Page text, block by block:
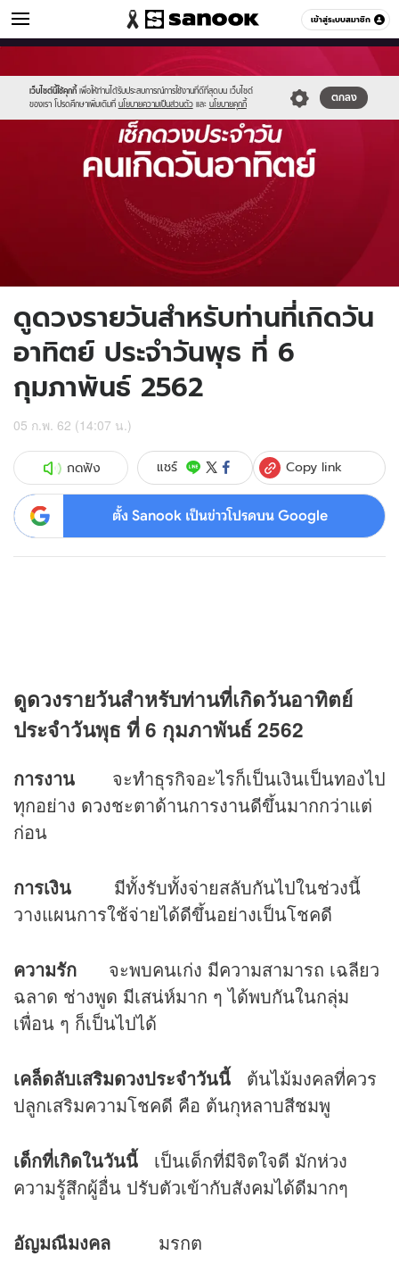
เข้าสู่ระบบสมาชิก
ดูดวง หมวดอื่นๆ
เว็บไซต์นี้ใช้คุกกี้ เพื่อให้ท่านได้รับประสบการณ์การใช้งานที่ดีที่สุดบน เว็บไซต์
ของเรา โปรดศึกษาเพิ่มเติมที่ นโยบายความเป็นส่วนตัว และ นโยบายคุกกี้
ตกลง
//s.isanook.com/sr/0/images/logo-
new-
sanook.png
//s.isanook.com/ho/0/ud/fxd/day/sunday.jpg
ดูดวงรายวันสำหรับท่านที่เกิดวัน
อาทิตย์ ประจำวันพุธ ที่ 6
กุมภาพันธ์ 2562
05 ก.พ. 62 (14:07 น.)
กดฟัง แชร์ Copy link
ตั้ง Sanook เป็นข่าวโปรดบน Google
ดูดวงรายวันสำหรับท่านที่เกิดวันอาทิตย์
ประจำวันพุธ ที่ 6 กุมภาพันธ์ 2562
การงาน จะทำธุรกิจอะไรก็เป็นเงินเป็นทองไป
ทุกอย่าง ดวงชะตาด้านการงานดีขึ้นมากกว่าแต่
ก่อน
การเงิน มีทั้งรับทั้งจ่ายสลับกันไปในช่วงนี้
วางแผนการใช้จ่ายได้ดีขึ้นอย่างเป็นโชคดี
ความรัก จะพบคนเก่ง มีความสามารถ เฉลียว
ฉลาด ช่างพูด มีเสน่ห์มาก ๆ ได้พบกันในกลุ่ม
เพื่อน ๆ ก็เป็นไปได้
เคล็ดลับเสริมดวงประจำวันนี้ ต้นไม้มงคลที่ควร
ปลูกเสริมความโชคดี คือ ต้นกุหลาบสีชมพู
เด็กที่เกิดในวันนี้ เป็นเด็กที่มีจิตใจดี มักห่วง
ความรู้สึกผู้อื่น ปรับตัวเข้ากับสังคมได้ดีมากๆ
อัญมณีมงคล มรกต